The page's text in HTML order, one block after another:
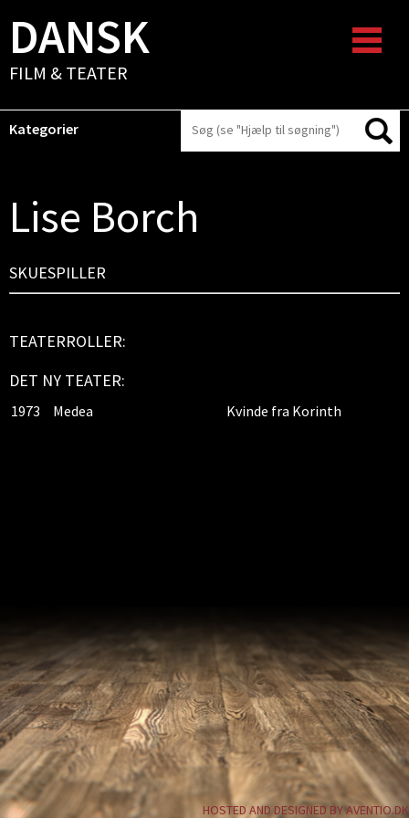
DANSK
FILM & TEATER
Kategorier
Lise Borch
SKUESPILLER
TEATERROLLER:
DET NY TEATER:
1973 Medea Kvinde fra Korinth
HOSTED AND DESIGNED BY AVENTIO.DK